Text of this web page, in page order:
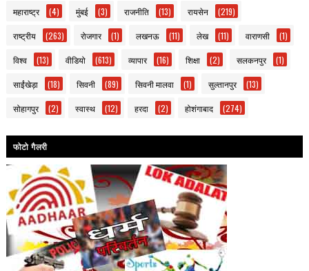
महाराष्ट्र (4) मुंबई (3) राजनीति (13) रायसेन (219)
राष्ट्रीय (263) रोजगार (1) लखनऊ (11) लेख (11) वाराणसी (1)
विश्व (13) वीडियो (613) व्यापार (16) शिक्षा (2) सलकनपुर (1)
साईंखेड़ा (18) सिवनी (89) सिवनी मालवा (1) सुल्तानपुर (13)
सोहागपुर (2) स्वास्थ (12) हरदा (2) होशंगाबाद (274)
फोटो गैलरी